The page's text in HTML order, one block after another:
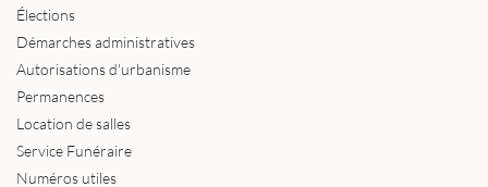
Élections
Démarches administratives
Autorisations d'urbanisme
Permanences
Location de salles
Service Funéraire
Numéros utiles